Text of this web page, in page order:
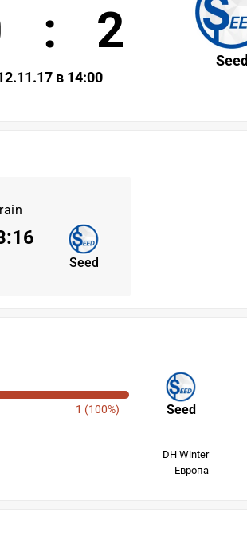
Seed
: 2
в 14:00
Seed
:16
Seed
1 (100%)
DH Winter
Европа